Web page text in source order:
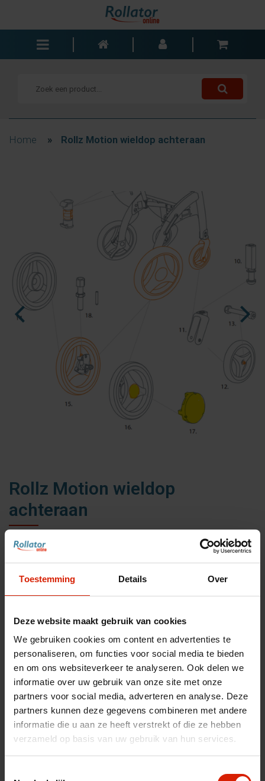
Toestemming Details Over
Deze website maakt gebruik van cookies
We gebruiken cookies om content en advertenties te
personaliseren, om functies voor social media te bieden
en om ons websiteverkeer te analyseren. Ook delen we
informatie over uw gebruik van onze site met onze
partners voor social media, adverteren en analyse. Deze
partners kunnen deze gegevens combineren met andere
informatie die u aan ze heeft verstrekt of die ze hebben
verzameld op basis van uw gebruik van hun services.
Rolstoelen
Wisselstukken
Contact
nl
fr
Home » Rollz Motion wieldop achteraan
Rollz Motion wieldop
achteraan
Wieldop achteraan voor de Rollz Motion
€6,32
Accessoires voor uw rollator
Maak uw rollator compleet met bijpassende
accessoires
Toon accessoires
Aantal